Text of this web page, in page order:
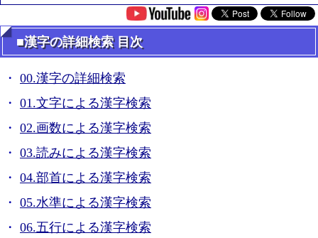
■漢字の詳細検索 目次
00.漢字の詳細検索
01.文字による漢字検索
02.画数による漢字検索
03.読みによる漢字検索
04.部首による漢字検索
05.水準による漢字検索
06.五行による漢字検索